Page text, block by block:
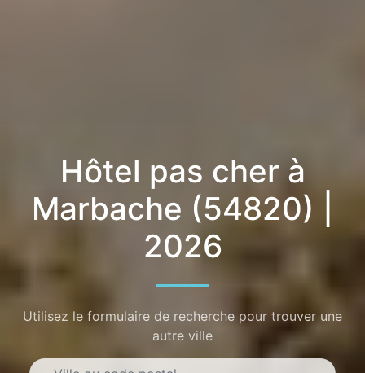
Hôtel pas cher à
Marbache (54820) |
2026
Utilisez le formulaire de recherche pour trouver une
autre ville